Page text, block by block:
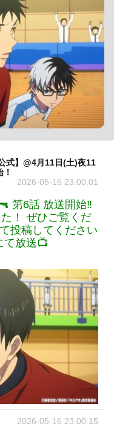
式】@4月11日(土)夜11
2026-05-16 23:00:01
第6話 放送開始‼️
！ ぜひご覧くだ
投稿してください
て放送📺
2026-05-16 23:00:15